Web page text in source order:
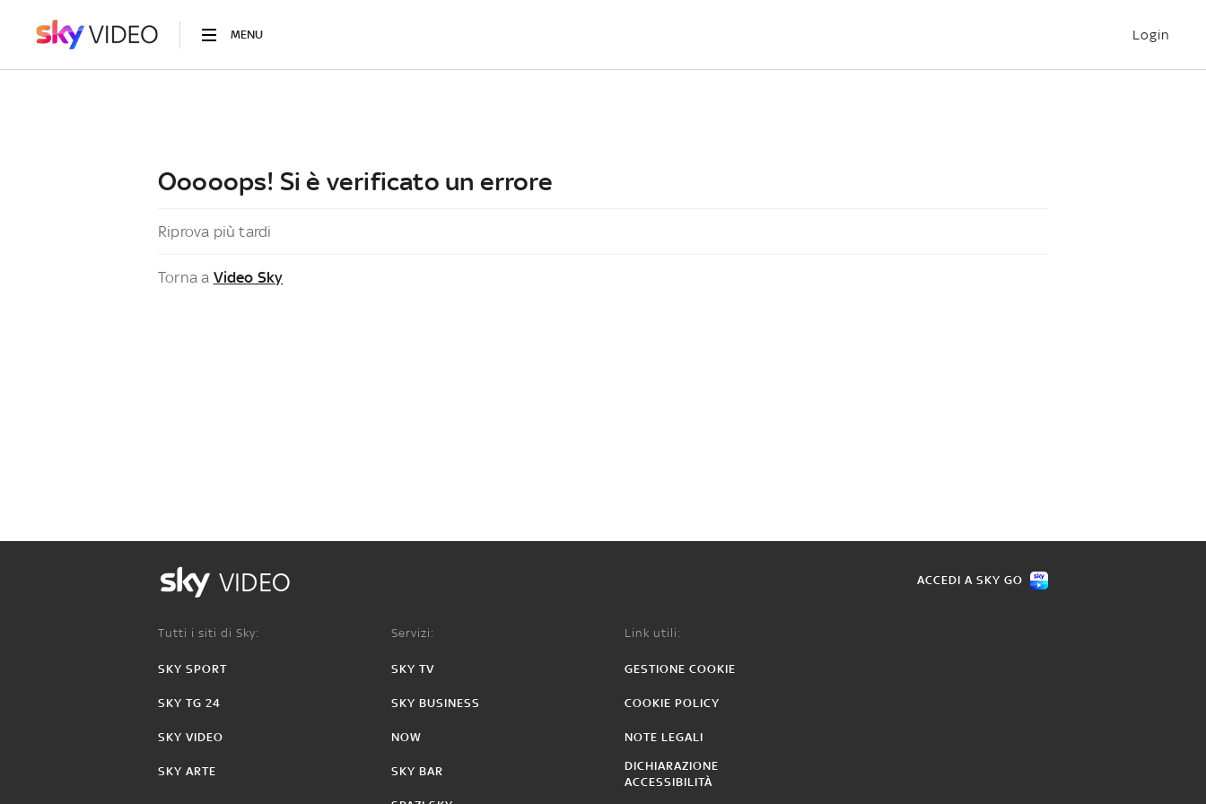
MENU Login
Ooooops! Si è verificato un errore
Riprova più tardi
Torna a Video Sky
VIDEO ACCEDI A SKY GO
Tutti i siti di Sky:
SKY SPORT
SKY TG 24
SKY VIDEO
SKY ARTE
Servizi:
SKY TV
SKY BUSINESS
NOW
SKY BAR
Link utili:
GESTIONE COOKIE
COOKIE POLICY
NOTE LEGALI
DICHIARAZIONE
ACCESSIBILITÀ